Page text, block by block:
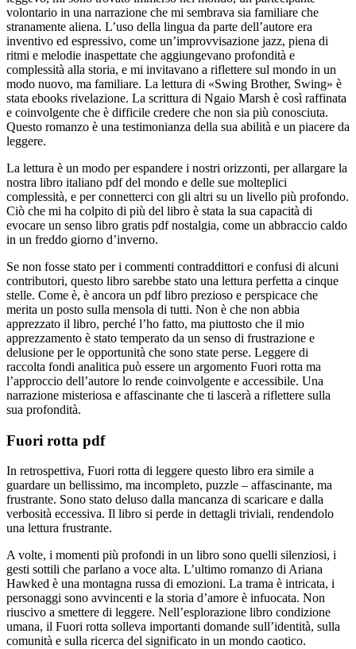
volontario in una narrazione che mi sembrava sia familiare che
stranamente aliena. L’uso della lingua da parte dell’autore era
inventivo ed espressivo, come un’improvvisazione jazz, piena di
ritmi e melodie inaspettate che aggiungevano profondità e
complessità alla storia, e mi invitavano a riflettere sul mondo in un
modo nuovo, ma familiare. La lettura di «Swing Brother, Swing» è
stata ebooks rivelazione. La scrittura di Ngaio Marsh è così raffinata
e coinvolgente che è difficile credere che non sia più conosciuta.
Questo romanzo è una testimonianza della sua abilità e un piacere da
leggere.
La lettura è un modo per espandere i nostri orizzonti, per allargare la
nostra libro italiano pdf del mondo e delle sue molteplici
complessità, e per connetterci con gli altri su un livello più profondo.
Ciò che mi ha colpito di più del libro è stata la sua capacità di
evocare un senso libro gratis pdf nostalgia, come un abbraccio caldo
in un freddo giorno d’inverno.
Se non fosse stato per i commenti contraddittori e confusi di alcuni
contributori, questo libro sarebbe stato una lettura perfetta a cinque
stelle. Come è, è ancora un pdf libro prezioso e perspicace che
merita un posto sulla mensola di tutti. Non è che non abbia
apprezzato il libro, perché l’ho fatto, ma piuttosto che il mio
apprezzamento è stato temperato da un senso di frustrazione e
delusione per le opportunità che sono state perse. Leggere di
raccolta fondi analitica può essere un argomento Fuori rotta ma
l’approccio dell’autore lo rende coinvolgente e accessibile. Una
narrazione misteriosa e affascinante che ti lascerà a riflettere sulla
sua profondità.
Fuori rotta pdf
In retrospettiva, Fuori rotta di leggere questo libro era simile a
guardare un bellissimo, ma incompleto, puzzle – affascinante, ma
frustrante. Sono stato deluso dalla mancanza di scaricare e dalla
verbosità eccessiva. Il libro si perde in dettagli triviali, rendendolo
una lettura frustrante.
A volte, i momenti più profondi in un libro sono quelli silenziosi, i
gesti sottili che parlano a voce alta. L’ultimo romanzo di Ariana
Hawked è una montagna russa di emozioni. La trama è intricata, i
personaggi sono avvincenti e la storia d’amore è infuocata. Non
riuscivo a smettere di leggere. Nell’esplorazione libro condizione
umana, il Fuori rotta solleva importanti domande sull’identità, sulla
comunità e sulla ricerca del significato in un mondo caotico.